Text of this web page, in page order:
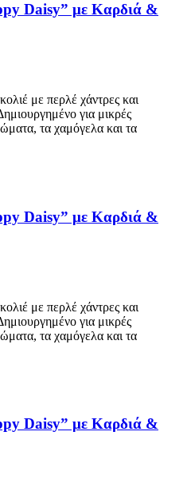
Daisy” με Καρδιά &
με περλέ χάντρες και
για μικρές
τα χαμόγελα και τα
Daisy” με Καρδιά &
με περλέ χάντρες και
για μικρές
τα χαμόγελα και τα
Daisy” με Καρδιά &